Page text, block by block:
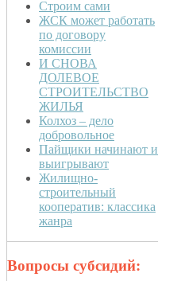
Строим сами
ЖСК может работать
по договору
комиссии
И СНОВА
ДОЛЕВОЕ
СТРОИТЕЛЬСТВО
ЖИЛЬЯ
Колхоз – дело
добровольное
Пайщики начинают и
выигрывают
Жилищно-
строительный
кооператив: классика
жанра
Вопросы субсидий: